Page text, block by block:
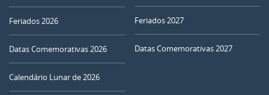
Feriados 2026
Datas Comemorativas 2026
Calendário Lunar de 2026
Feriados 2027
Datas Comemorativas 2027